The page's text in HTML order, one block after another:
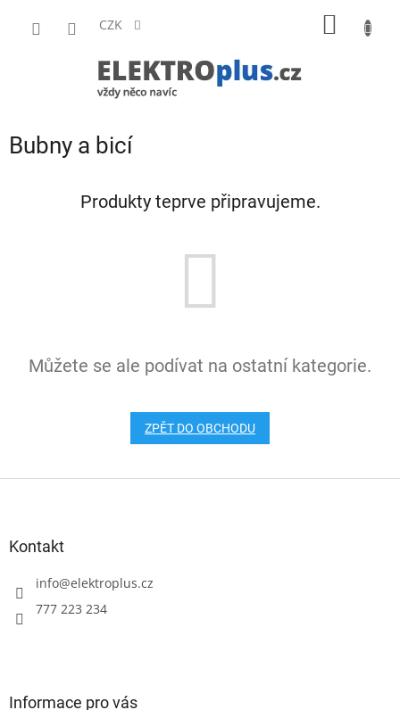
CZK
Bubny a bicí
Produkty teprve připravujeme.
Můžete se ale podívat na ostatní kategorie.
ZPĚT DO OBCHODU
Kontakt
info@elektroplus.cz
777 223 234
Informace pro vás